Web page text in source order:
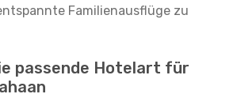
Familienausflüge zu
passende Hotelart für